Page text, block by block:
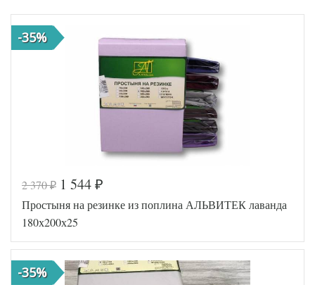
-35%
2 370₽ 1 544 ₽
Простыня на резинке из поплина АЛЬВИТЕК лаванда
180х200х25
-35%